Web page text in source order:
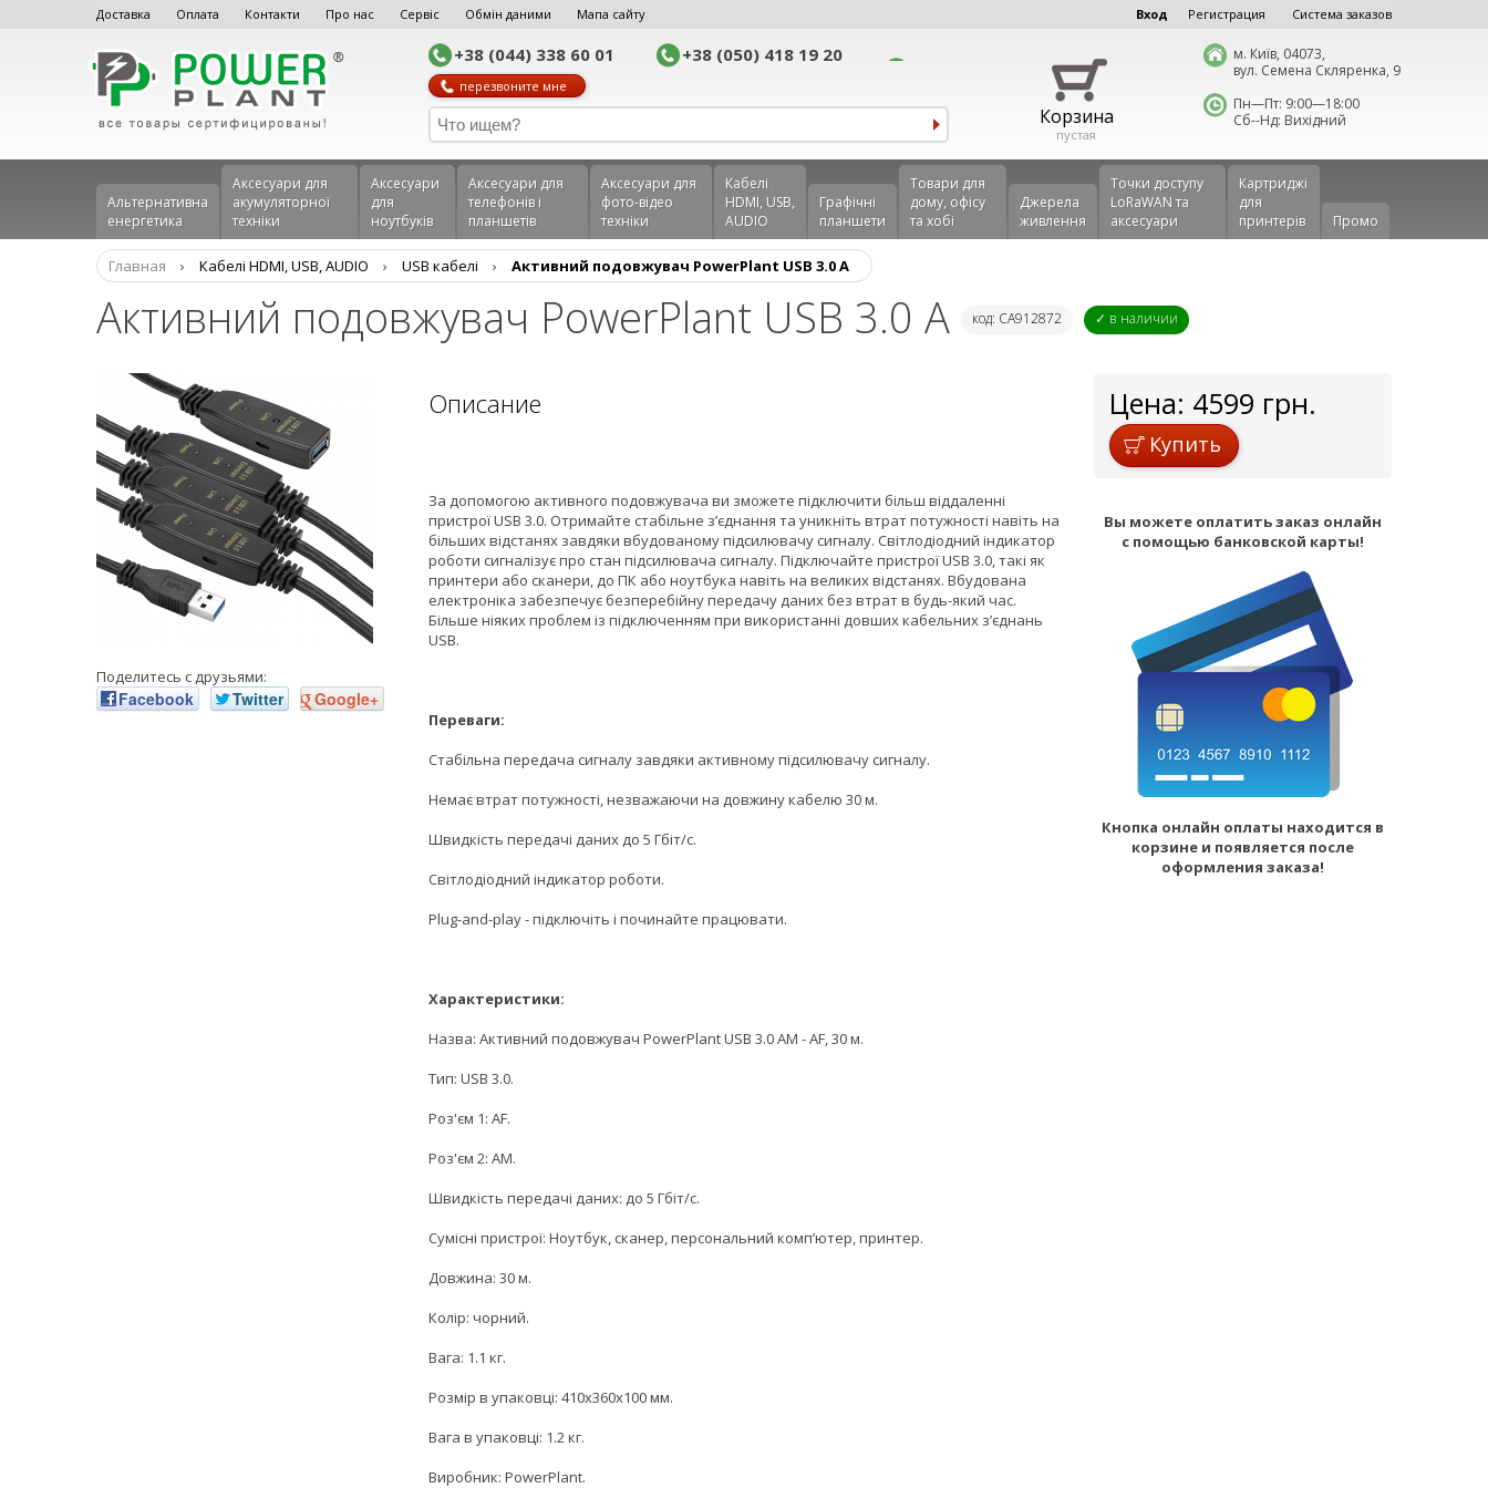
Доставка Оплата Контакти Про нас Сервіс Обмін даними Мапа сайту Вход Регистрация Система заказов
+38 (044) 338 60 01 +38 (050) 418 19 20
перезвоните мне
Корзина
пустая
м. Київ, 04073,
вул. Семена Скляренка, 9
Пн—Пт: 9:00—18:00
Сб--Нд: Вихідний
Альтернативна
енергетика
Аксесуари для
акумуляторної
техніки
Аксесуари
для
ноутбуків
Аксеcуари для
телефонів і
планшетів
Аксесуари для
фото-відео
техніки
Кабелі
HDMI, USB,
AUDIO
Графічні
планшети
Товари для
дому, офісу
та хобі
Джерела
живлення
Точки доступу
LoRaWAN та
аксесуари
Картриджі
для
принтерів
Промо
Главная › Кабелі HDMI, USB, AUDIO › USB кабелі › Активний подовжувач PowerPlant USB 3.0 A
Активний подовжувач PowerPlant USB 3.0 A код: CA912872 ✓ в наличии
Поделитесь с друзьями:
Facebook Twitter Google+
Описание
За допомогою активного подовжувача ви зможете підключити більш віддаленні
пристрої USB 3.0. Отримайте стабільне з’єднання та уникніть втрат потужності навіть на
більших відстанях завдяки вбудованому підсилювачу сигналу. Світлодіодний індикатор
роботи сигналізує про стан підсилювача сигналу. Підключайте пристрої USB 3.0, такі як
принтери або сканери, до ПК або ноутбука навіть на великих відстанях. Вбудована
електроніка забезпечує безперебійну передачу даних без втрат в будь-який час.
Більше ніяких проблем із підключенням при використанні довших кабельних з’єднань
USB.
Переваги:
Стабільна передача сигналу завдяки активному підсилювачу сигналу.
Немає втрат потужності, незважаючи на довжину кабелю 30 м.
Швидкість передачі даних до 5 Гбіт/с.
Світлодіодний індикатор роботи.
Plug-and-play - підключіть і починайте працювати.
Характеристики:
Назва: Активний подовжувач PowerPlant USB 3.0 AM - AF, 30 м.
Тип: USB 3.0.
Роз'єм 1: AF.
Роз'єм 2: AM.
Швидкість передачі даних: до 5 Гбіт/с.
Сумісні пристрої: Ноутбук, сканер, персональний комп’ютер, принтер.
Довжина: 30 м.
Колір: чорний.
Вага: 1.1 кг.
Розмір в упаковці: 410х360х100 мм.
Вага в упаковці: 1.2 кг.
Виробник: PowerPlant.
Цена: 4599 грн.
Купить
Вы можете оплатить заказ онлайн
с помощью банковской карты!
Кнопка онлайн оплаты находится в
корзине и появляется после
оформления заказа!